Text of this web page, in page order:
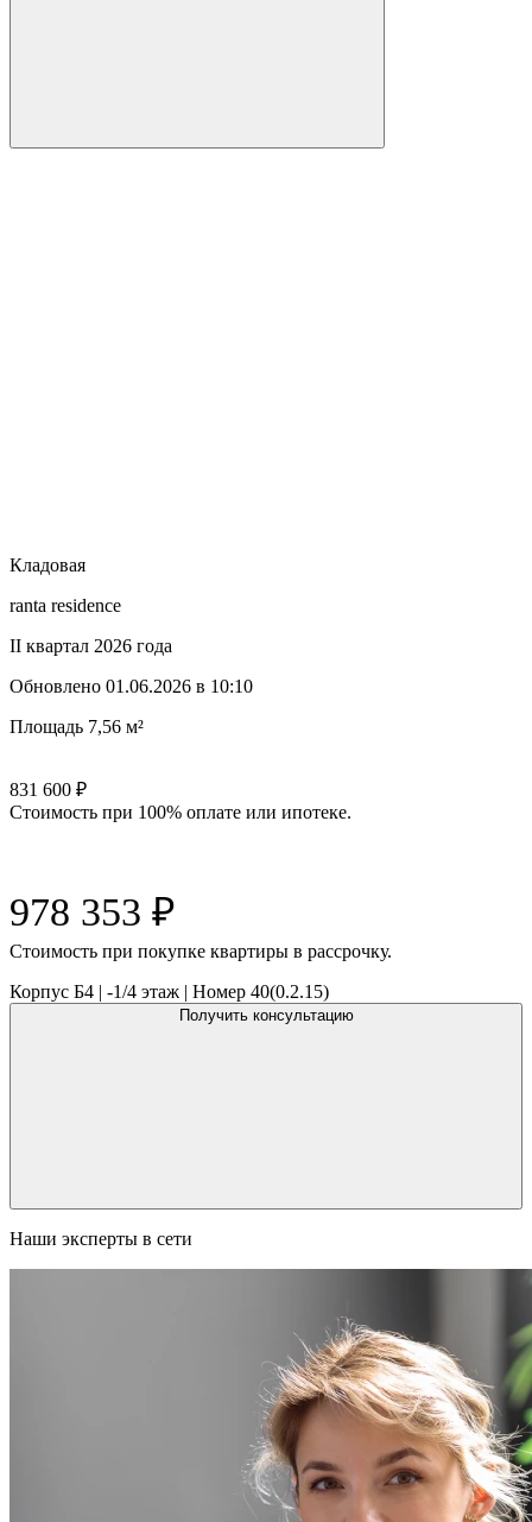
Кладовая
ranta residence
II квартал 2026 года
Обновлено 01.06.2026 в 10:10
Площадь 7,56 м²
831 600 ₽
Стоимость при 100% оплате или ипотеке.
978 353 ₽
Cтоимость при покупке квартиры в рассрочку.
Корпус Б4 | -1/4 этаж | Номер 40(0.2.15)
Получить консультацию
Наши эксперты в сети